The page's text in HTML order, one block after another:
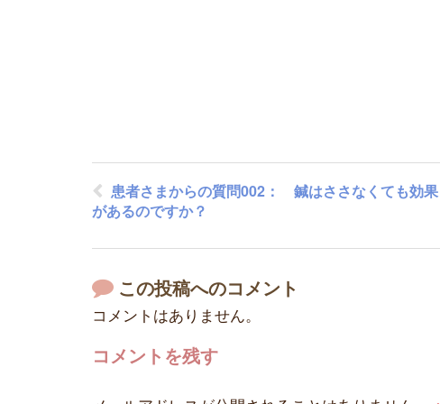
患者さまからの質問002： 鍼はささなくても効果
があるのですか？
この投稿へのコメント
コメントはありません。
コメントを残す